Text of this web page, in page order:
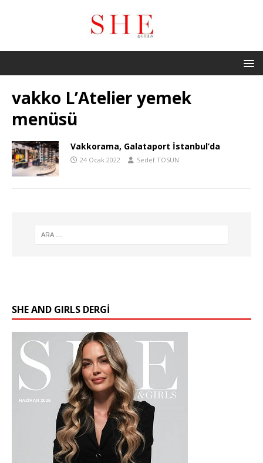
vakko L’Atelier yemek
menüsü
Vakkorama, Galataport İstanbul’da
24 Ocak 2022 Sedef TOSUN
SHE AND GIRLS DERGİ